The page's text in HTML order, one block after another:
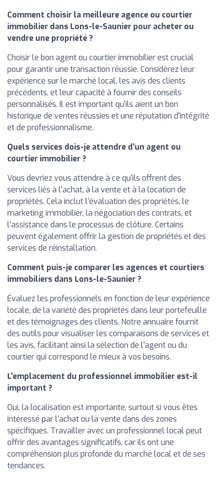
Comment choisir la meilleure agence ou courtier
immobilier dans Lons-le-Saunier pour acheter ou
vendre une propriété ?
Choisir le bon agent ou courtier immobilier est crucial
pour garantir une transaction réussie. Considérez leur
expérience sur le marché local, les avis des clients
précédents, et leur capacité à fournir des conseils
personnalisés. Il est important qu'ils aient un bon
historique de ventes réussies et une réputation d'intégrité
et de professionnalisme.
Quels services dois-je attendre d'un agent ou
courtier immobilier ?
Vous devriez vous attendre à ce qu'ils offrent des
services liés à l'achat, à la vente et à la location de
propriétés. Cela inclut l'évaluation des propriétés, le
marketing immobilier, la négociation des contrats, et
l'assistance dans le processus de clôture. Certains
peuvent également offrir la gestion de propriétés et des
services de réinstallation.
Comment puis-je comparer les agences et courtiers
immobiliers dans Lons-le-Saunier ?
Évaluez les professionnels en fonction de leur expérience
locale, de la variété des propriétés dans leur portefeuille
et des témoignages des clients. Notre annuaire fournit
des outils pour visualiser les comparaisons de services et
les avis, facilitant ainsi la sélection de l'agent ou du
courtier qui correspond le mieux à vos besoins.
L'emplacement du professionnel immobilier est-il
important ?
Oui, la localisation est importante, surtout si vous êtes
intéressé par l'achat ou la vente dans des zones
spécifiques. Travailler avec un professionnel local peut
offrir des avantages significatifs, car ils ont une
compréhension plus profonde du marché local et de ses
tendances.